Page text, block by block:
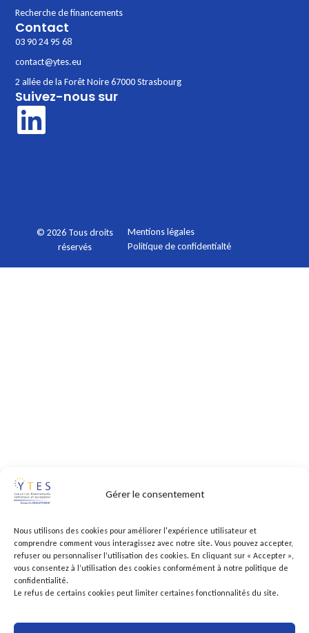
Gérer le consentement
Nous utilisons des cookies pour améliorer l'expérience utilisateur et
comprendre comment vous interagissez avec notre site. Vous pouvez accepter,
refuser ou personnaliser l’utilisation des cookies. En cliquant sur « Accepter »,
vous consentez à l’utilisation des cookies conformément à notre politique de
confidentialité.
Le refus de certains cookies peut limiter certaines fonctionnalités du site.
Recherche de financements
Contact
03 90 24 95 68
contact@ytes.eu
2 allée de la Forêt Noire 67000 Strasbourg
Suivez-nous sur
© 2026 Tous droits
réservés
Mentions légales
Politique de confidentialté